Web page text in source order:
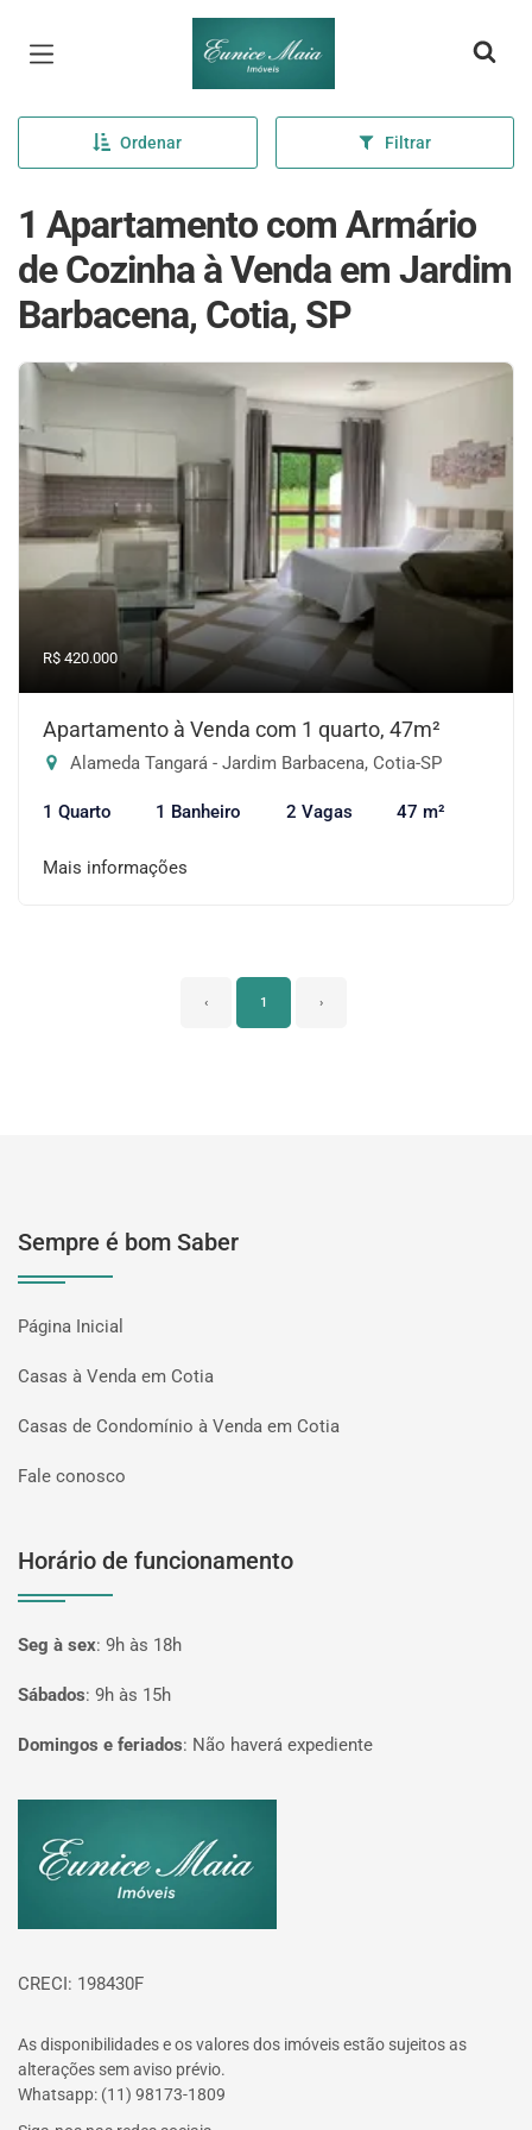
Página inicial
Ordenar Filtrar
1 Apartamento com Armário
de Cozinha à Venda em Jardim
Barbacena, Cotia, SP
R$ 420.000
Apartamento à Venda com 1 quarto, 47m²
Alameda Tangará - Jardim Barbacena, Cotia-SP
1 Quarto 1 Banheiro 2 Vagas 47 m²
Mais informações
‹ 1 ›
Sempre é bom Saber
Página Inicial
Casas à Venda em Cotia
Casas de Condomínio à Venda em Cotia
Fale conosco
Horário de funcionamento
Seg à sex: 9h às 18h
Sábados: 9h às 15h
Domingos e feriados: Não haverá expediente
CRECI: 198430F
As disponibilidades e os valores dos imóveis estão sujeitos as
alterações sem aviso prévio.
Whatsapp: (11) 98173-1809